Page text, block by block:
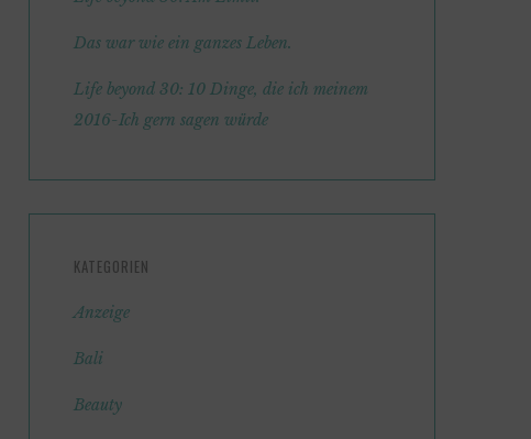
Das war wie ein ganzes Leben.
Life beyond 30: 10 Dinge, die ich meinem
2016-Ich gern sagen würde
KATEGORIEN
Anzeige
Bali
Beauty